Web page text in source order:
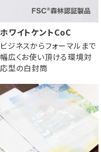
その他
ホワイトケントCoC
ビジネスからフォーマルまで
幅広くお使い頂ける環境対
応型の白封筒